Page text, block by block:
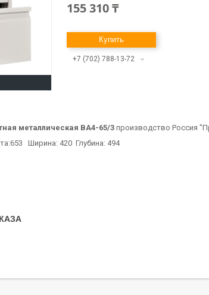
155 310 ₸
Купить
+7 (702) 788-13-72
металлическая BA4-65/3 производство Россия
Ширина: 420 Глубина: 494